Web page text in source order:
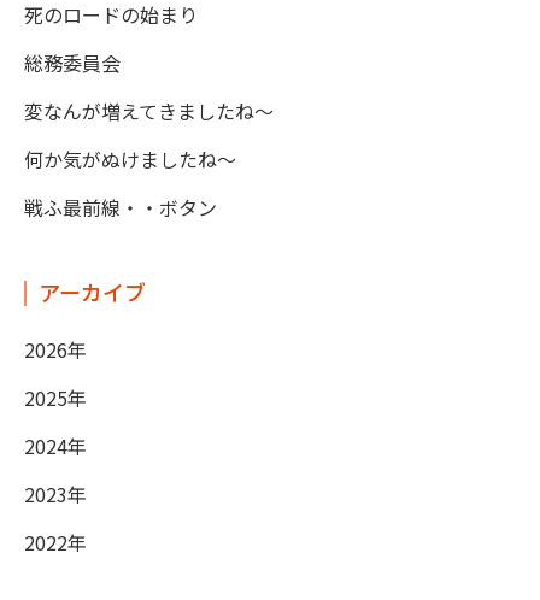
死のロードの始まり
総務委員会
変なんが増えてきましたね～
何か気がぬけましたね～
戦ふ最前線・・ボタン
アーカイブ
2026年
2025年
2024年
2023年
2022年